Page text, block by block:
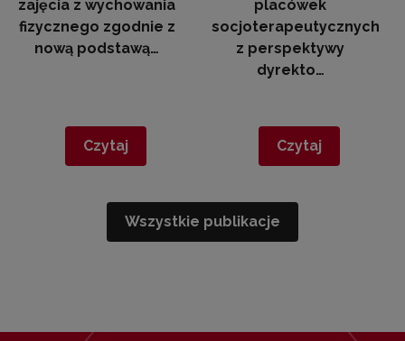
zajęcia z wychowania
fizycznego zgodnie z
nową podstawą…
Czytaj
placówek
socjoterapeutycznych
z perspektywy
dyrekto…
Czytaj
Wszystkie publikacje